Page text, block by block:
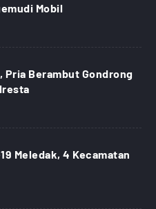
Mobil
Pria Berambut Gondrong
Meledak, 4 Kecamatan